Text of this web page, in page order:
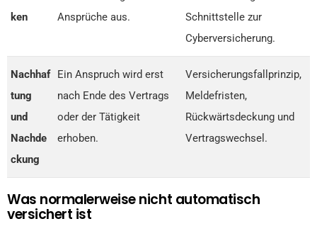
ken
Ansprüche aus.
Schnittstelle zur
Cyberversicherung.
Nachhaf
tung
und
Nachde
ckung
Ein Anspruch wird erst
nach Ende des Vertrags
oder der Tätigkeit
erhoben.
Versicherungsfallprinzip,
Meldefristen,
Rückwärtsdeckung und
Vertragswechsel.
Was normalerweise nicht automatisch
versichert ist